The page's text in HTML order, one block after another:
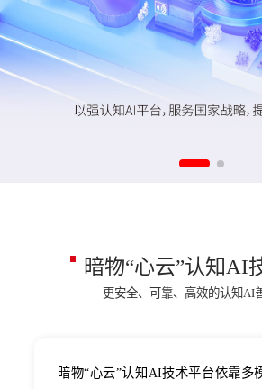
暗物“心云”认知AI
更安全、可靠、高效的认知AI
暗物“心云”认知AI技术平台依靠多